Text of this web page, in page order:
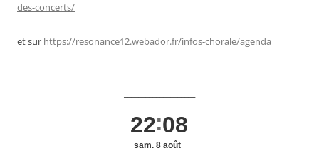
des-concerts/
et sur https://resonance12.webador.fr/infos-chorale/agenda
22 08
sam. 8 août